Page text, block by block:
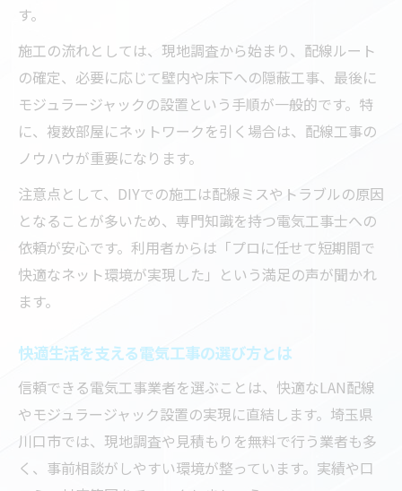
す。
施工の流れとしては、現地調査から始まり、配線ルート
の確定、必要に応じて壁内や床下への隠蔽工事、最後に
モジュラージャックの設置という手順が一般的です。特
に、複数部屋にネットワークを引く場合は、配線工事の
ノウハウが重要になります。
注意点として、DIYでの施工は配線ミスやトラブルの原因
となることが多いため、専門知識を持つ電気工事士への
依頼が安心です。利用者からは「プロに任せて短期間で
快適なネット環境が実現した」という満足の声が聞かれ
ます。
快適生活を支える電気工事の選び方とは
信頼できる電気工事業者を選ぶことは、快適なLAN配線
やモジュラージャック設置の実現に直結します。埼玉県
川口市では、現地調査や見積もりを無料で行う業者も多
く、事前相談がしやすい環境が整っています。実績や口